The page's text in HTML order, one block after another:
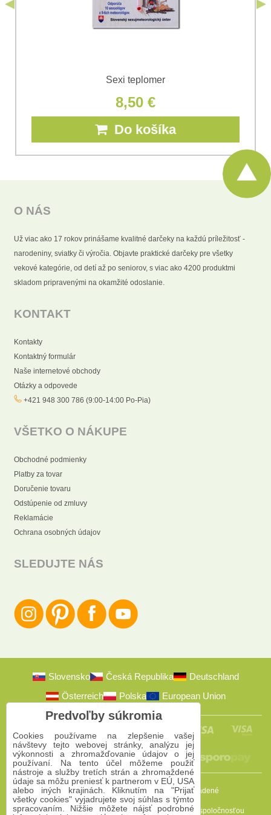
Sexi teplomer
8,50 €
Do košíka
O NÁS
Už viac ako 17 rokov prinášame kvalitné darčeky na každú príležitosť -
narodeniny, sviatky či výročia. Objavte praktické darčeky pre všetky
vekové kategórie, od detí až po seniorov, s viac ako 4200 produktmi
skladom pripravenými na okamžité odoslanie.
KONTAKT
Kontakty
Kontaktný formulár
Naše internetové obchody
Otázky a odpovede
+421 948 300 786 (9:00-14:00 Po-Pia)
VŠETKO O NÁKUPE
Obchodné podmienky
Platby za tovar
Doručenie tovaru
Odstúpenie od zmluvy
Reklamácie
Ochrana osobných údajov
SLEDUJTE NÁS
Slovensko Česká Republika
Deutschland
Österreich
Polska European Union
2009-2026 © Bomba s.r.o.Všetky práva vyhradené
Táto stránka je chránená programom reCAPTCHA a spoločnosťou
Predvoľby súkromia
Cookies používame na zlepšenie vašej
návštevy tejto webovej stránky, analýzu jej
výkonnosti a zhromažďovanie údajov o jej
používaní. Na tento účel môžeme použiť
nástroje a služby tretích strán a zhromaždené
údaje sa môžu preniesť k partnerom v EÚ, USA
alebo iných krajinách. Kliknutím na "Prijať
všetky cookies" vyjadrujete svoj súhlas s týmto
spracovaním. Nižšie môžete nájsť podrobné